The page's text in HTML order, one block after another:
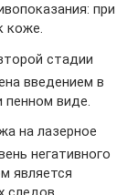
при
коже.
стадии
введением в
пенном виде.
на лазерное
негативного
является